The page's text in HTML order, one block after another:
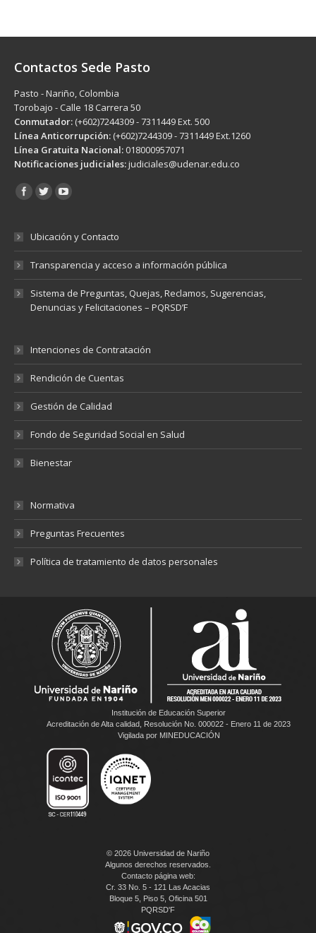
Contactos Sede Pasto
Pasto - Nariño, Colombia
Torobajo - Calle 18 Carrera 50
Conmutador: (+602)7244309 - 7311449 Ext. 500
Línea Anticorrupción: (+602)7244309 - 7311449 Ext.1260
Línea Gratuita Nacional: 018000957071
Notificaciones judiciales:judiciales@udenar.edu.co
Encuéntranos en:
Ubicación y Contacto
Transparencia y acceso a información pública
Sistema de Preguntas, Quejas, Reclamos, Sugerencias,
Denuncias y Felicitaciones – PQRSD’F
Intenciones de Contratación
Rendición de Cuentas
Gestión de Calidad
Fondo de Seguridad Social en Salud
Bienestar
Normativa
Preguntas Frecuentes
Política de tratamiento de datos personales
Institución de Educación Superior
Acreditación de Alta calidad, Resolución No. 000022 - Enero 11 de 2023
Vigilada por MINEDUCACIÓN
© 2026 Universidad de Nariño
Algunos derechos reservados.
Contacto página web:
Cr. 33 No. 5 - 121 Las Acacias
Bloque 5, Piso 5, Oficina 501
PQRSD'F